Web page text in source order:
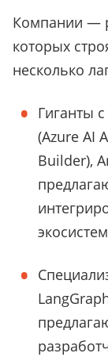
Компании —
которых
несколько
Гиганты
(Azure AI
Builder),